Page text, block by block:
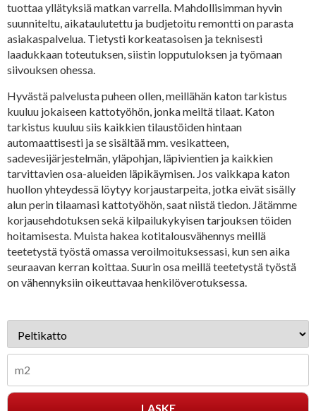
tuottaa yllätyksiä matkan varrella. Mahdollisimman hyvin
suunniteltu, aikataulutettu ja budjetoitu remontti on parasta
asiakaspalvelua. Tietysti korkeatasoisen ja teknisesti
laadukkaan toteutuksen, siistin lopputuloksen ja työmaan
siivouksen ohessa.
Hyvästä palvelusta puheen ollen, meillähän katon tarkistus
kuuluu jokaiseen kattotyöhön, jonka meiltä tilaat. Katon
tarkistus kuuluu siis kaikkien tilaustöiden hintaan
automaattisesti ja se sisältää mm. vesikatteen,
sadevesijärjestelmän, yläpohjan, läpivientien ja kaikkien
tarvittavien osa-alueiden läpikäymisen. Jos vaikkapa katon
huollon yhteydessä löytyy korjaustarpeita, jotka eivät sisälly
alun perin tilaamasi kattotyöhön, saat niistä tiedon. Jätämme
korjausehdotuksen sekä kilpailukykyisen tarjouksen töiden
hoitamisesta. Muista hakea kotitalousvähennys meillä
teetetystä työstä omassa veroilmoituksessasi, kun sen aika
seuraavan kerran koittaa. Suurin osa meillä teetetystä työstä
on vähennyksiin oikeuttavaa henkilöverotuksessa.